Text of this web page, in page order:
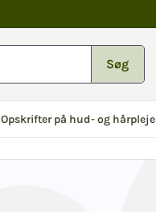
Søg
Opskrifter på hud- og hårpleje